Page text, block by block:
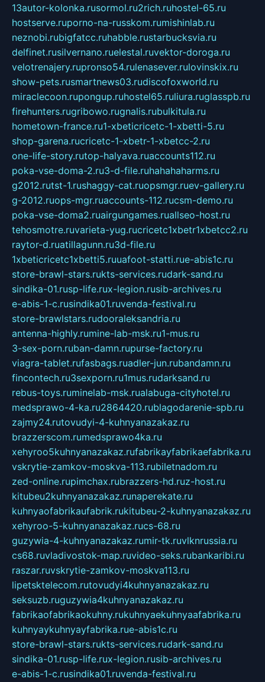
13autor-kolonka.rusormol.ru2rich.ruhostel-65.ru
hostserve.ruporno-na-russkom.rumishinlab.ru
neznobi.rubigfatcc.ruhabble.rustarbucksvia.ru
delfinet.rusilvernano.ruelestal.ruvektor-doroga.ru
velotrenajery.rupronso54.rulenasever.rulovinskix.ru
show-pets.rusmartnews03.rudiscofoxworld.ru
miraclecoon.rupongup.ruhostel65.ruliura.ruglasspb.ru
firehunters.rugribowo.rugnalis.rubulkitula.ru
hometown-france.ru1-xbeticricetc-1-xbetti-5.ru
shop-garena.rucricetc-1-xbetr-1-xbetcc-2.ru
one-life-story.rutop-halyava.ruaccounts112.ru
poka-vse-doma-2.ru3-d-file.ruhahahaharms.ru
g2012.rutst-1.rushaggy-cat.ruopsmgr.ruev-gallery.ru
g-2012.ruops-mgr.ruaccounts-112.rucsm-demo.ru
poka-vse-doma2.ruairgungames.ruallseo-host.ru
tehosmotre.ruvarieta-yug.rucricetc1xbetr1xbetcc2.ru
raytor-d.ruatillagunn.ru3d-file.ru
1xbeticricetc1xbetti5.ruuafoot-statti.rue-abis1c.ru
store-brawl-stars.rukts-services.rudark-sand.ru
sindika-01.rusp-life.rux-legion.rusib-archives.ru
e-abis-1-c.rusindika01.ruvenda-festival.ru
store-brawlstars.rudooraleksandria.ru
antenna-highly.rumine-lab-msk.ru1-mus.ru
3-sex-porn.ruban-damn.rupurse-factory.ru
viagra-tablet.rufasbags.ruadler-jun.rubandamn.ru
fincontech.ru3sexporn.ru1mus.rudarksand.ru
rebus-toys.ruminelab-msk.rualabuga-cityhotel.ru
medsprawo-4-ka.ru2864420.rublagodarenie-spb.ru
zajmy24.rutovudyi-4-kuhnyanazakaz.ru
brazzerscom.rumedsprawo4ka.ru
xehyroo5kuhnyanazakaz.rufabrikayfabrikaefabrika.ru
vskrytie-zamkov-moskva-113.rubiletnadom.ru
zed-online.rupimchax.rubrazzers-hd.ruz-host.ru
kitubeu2kuhnyanazakaz.runaperekate.ru
kuhnyaofabrikaufabrik.rukitubeu-2-kuhnyanazakaz.ru
xehyroo-5-kuhnyanazakaz.rucs-68.ru
guzywia-4-kuhnyanazakaz.rumir-tk.ruvlknrussia.ru
cs68.ruvladivostok-map.ruvideo-seks.rubankaribi.ru
raszar.ruvskrytie-zamkov-moskva113.ru
lipetsktelecom.rutovudyi4kuhnyanazakaz.ru
seksuzb.ruguzywia4kuhnyanazakaz.ru
fabrikaofabrikaokuhny.rukuhnyaekuhnyaafabrika.ru
kuhnyaykuhnyayfabrika.rue-abis1c.ru
store-brawl-stars.rukts-services.rudark-sand.ru
sindika-01.rusp-life.rux-legion.rusib-archives.ru
e-abis-1-c.rusindika01.ruvenda-festival.ru